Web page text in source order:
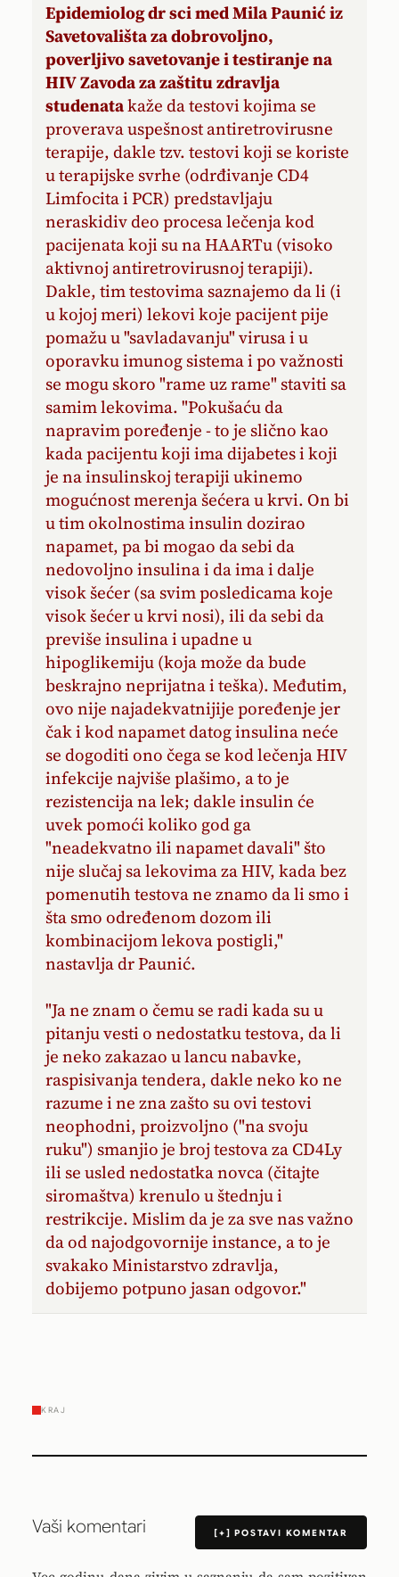
Epidemiolog dr sci med Mila Paunić iz
Savetovališta za dobrovoljno,
poverljivo savetovanje i testiranje na
HIV Zavoda za zaštitu zdravlja
studenatakaže da testovi kojima se
proverava uspešnost antiretrovirusne
terapije, dakle tzv. testovi koji se koriste
u terapijske svrhe (odrđivanje CD4
Limfocita i PCR) predstavljaju
neraskidiv deo procesa lečenja kod
pacijenata koji su na HAARTu (visoko
aktivnoj antiretrovirusnoj terapiji).
Dakle, tim testovima saznajemo da li (i
u kojoj meri) lekovi koje pacijent pije
pomažu u "savladavanju" virusa i u
oporavku imunog sistema i po važnosti
se mogu skoro "rame uz rame" staviti sa
samim lekovima. "Pokušaću da
napravim poređenje - to je slično kao
kada pacijentu koji ima dijabetes i koji
je na insulinskoj terapiji ukinemo
mogućnost merenja šećera u krvi. On bi
u tim okolnostima insulin dozirao
napamet, pa bi mogao da sebi da
nedovoljno insulina i da ima i dalje
visok šećer (sa svim posledicama koje
visok šećer u krvi nosi), ili da sebi da
previše insulina i upadne u
hipoglikemiju (koja može da bude
beskrajno neprijatna i teška). Međutim,
ovo nije najadekvatnijije poređenje jer
čak i kod napamet datog insulina neće
se dogoditi ono čega se kod lečenja HIV
infekcije najviše plašimo, a to je
rezistencija na lek; dakle insulin će
uvek pomoći koliko god ga
"neadekvatno ili napamet davali" što
nije slučaj sa lekovima za HIV, kada bez
pomenutih testova ne znamo da li smo i
šta smo određenom dozom ili
kombinacijom lekova postigli,"
nastavlja dr Paunić.
"Ja ne znam o čemu se radi kada su u
pitanju vesti o nedostatku testova, da li
je neko zakazao u lancu nabavke,
raspisivanja tendera, dakle neko ko ne
razume i ne zna zašto su ovi testovi
neophodni, proizvoljno ("na svoju
ruku") smanjio je broj testova za CD4Ly
ili se usled nedostatka novca (čitajte
siromaštva) krenulo u štednju i
restrikcije. Mislim da je za sve nas važno
da od najodgovornije instance, a to je
svakako Ministarstvo zdravlja,
dobijemo potpuno jasan odgovor."
KRAJ
[+] POSTAVI KOMENTAR
Vaši komentari